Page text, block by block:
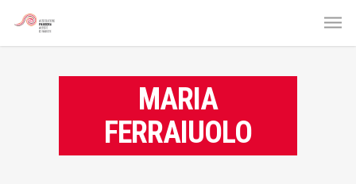
MARIA
FERRAIUOLO